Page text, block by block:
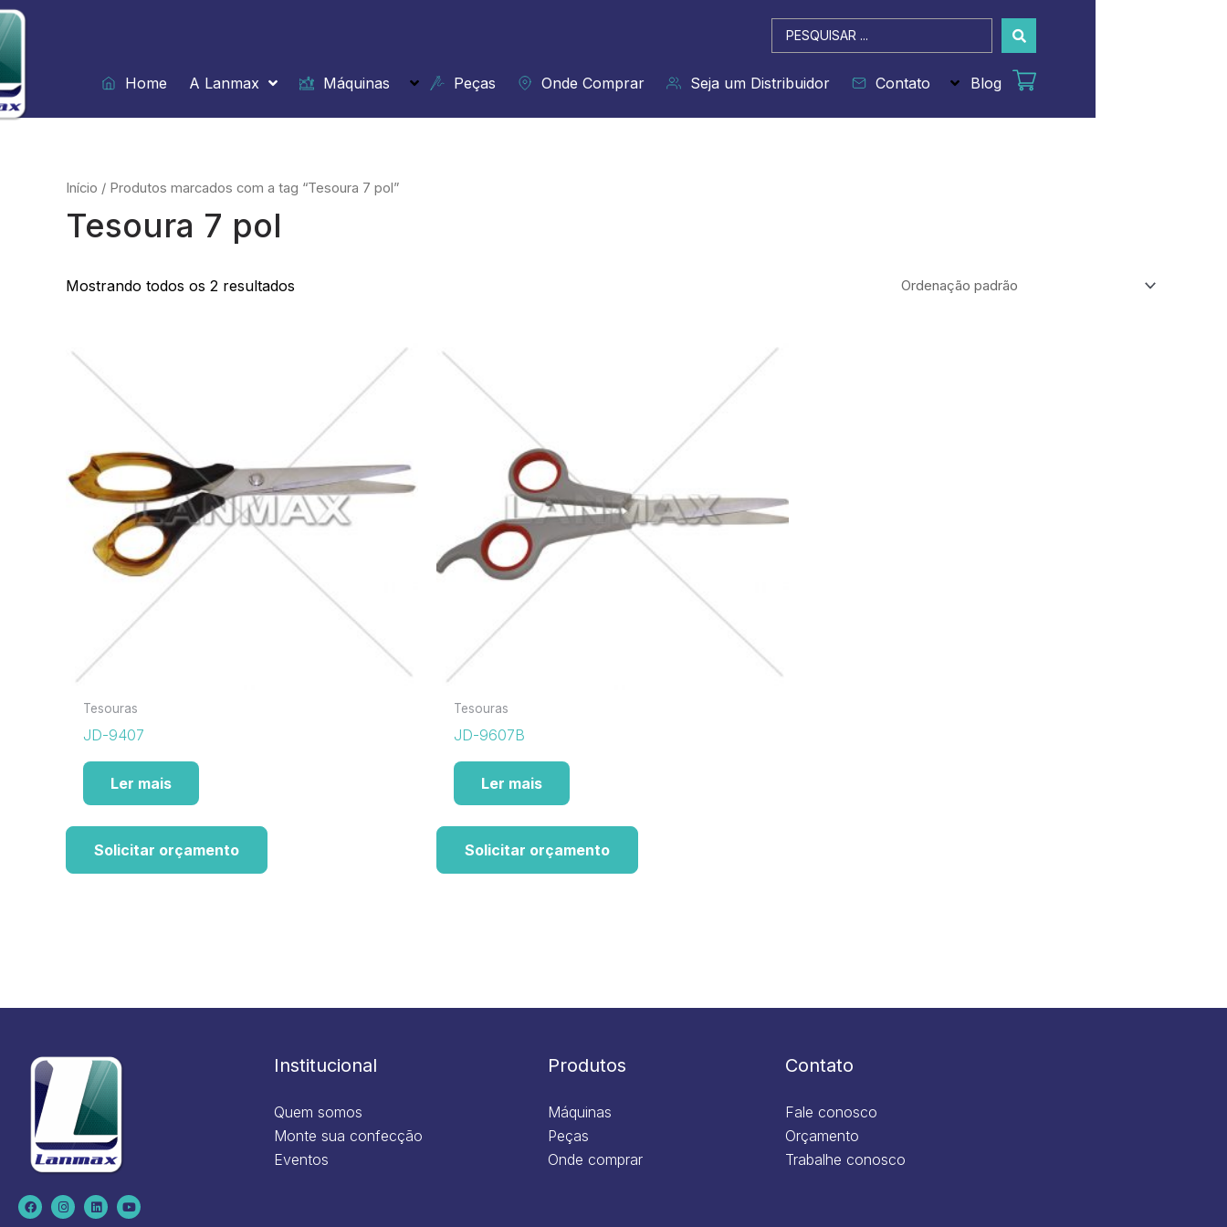
Ir
para
o
conteúdo
Pesquisar
...
Home
A Lanmax Máquinas Peças Onde Comprar Seja um Distribuidor Contato Blog
Início / Produtos marcados com a tag “Tesoura 7 pol”
Tesoura 7 pol
Mostrando todos os 2 resultados
Tesouras
JD-9407
Ler mais
Solicitar orçamento
Tesouras
JD-9607B
Ler mais
Solicitar orçamento
F
a
c
I
n
s
L
i
n
Y
o
u
Institucional
Quem somos
Monte sua confecção
Eventos
Produtos
Máquinas
Peças
Onde comprar
Contato
Fale conosco
Orçamento
Trabalhe conosco